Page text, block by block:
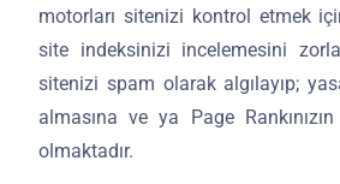
motorları sitenizi kontrol etmek
site indeksinizi incelemesini
sitenizi spam olarak algılayıp;
almasına ve ya Page
olmaktadır.